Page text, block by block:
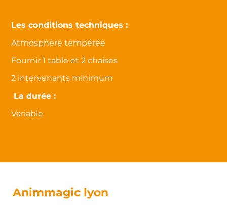
Les conditions techniques :
Atmosphère tempérée
Fournir 1 table et 2 chaises
2 intervenants minimum
La durée :
Variable
Animmagic lyon